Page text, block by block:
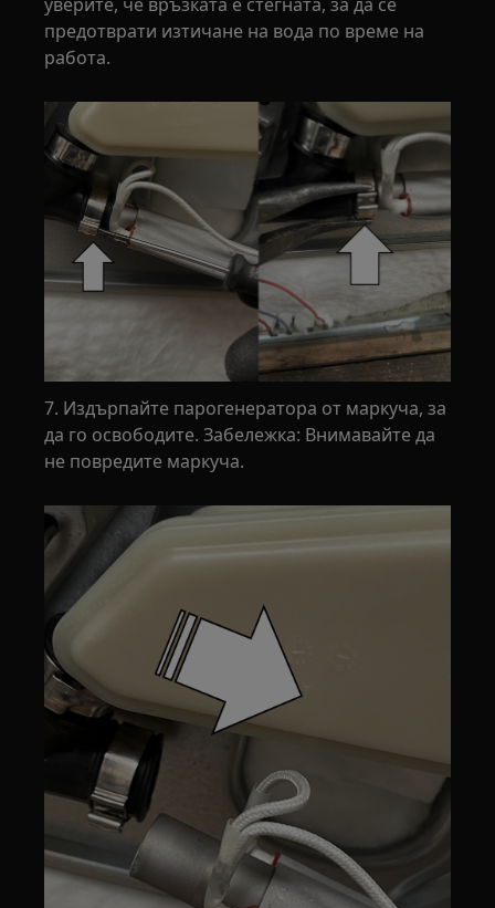
предотврати изтичане на вода по време на
работа.
7. Издърпайте парогенератора от маркуча, за
да го освободите. Забележка: Внимавайте да
не повредите маркуча.